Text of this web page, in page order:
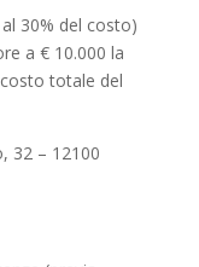
30% del costo)
a € 10.000 la
totale del
32 – 12100